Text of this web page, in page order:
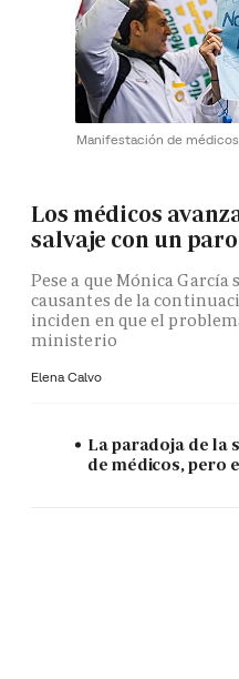
Manifestación de
Los médicos
salvaje con un
Pese a que Mónica
causantes de la
inciden en que el
ministerio
Elena Calvo
La paradoja de la
de médicos, pero